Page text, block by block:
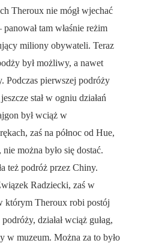
Theroux nie mógł wjechać
tam właśnie reżim
miliony obywateli. Teraz
był możliwy, a nawet
Podczas pierwszej podróży
stał w ogniu działań
był wciąż w
zaś na północ od Hue,
można było się dostać.
też podróż przez Chiny.
Radziecki, zaś w
którym Theroux robi postój
działał wciąż gułag,
w muzeum. Można za to było